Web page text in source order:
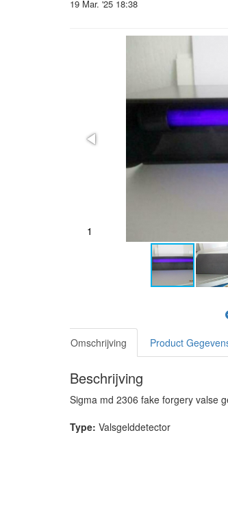
19 Mar. '25 18:38
12
Omschrijving Product
Beschrijving
Sigma md 2306 fake forgery valse
Type: Valsgelddetector